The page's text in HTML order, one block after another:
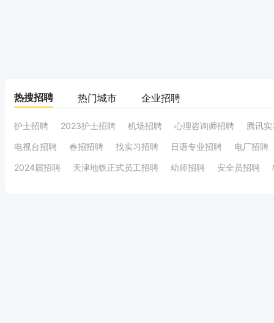
热搜招聘 热门城市 企业招聘
护士招聘 2023护士招聘 机场招聘 心理咨询师招聘
腾讯
电视台招聘
春招招聘 找实习招聘 日语专业招聘
电厂招聘
2024届招聘
天津地铁正式员工招聘 幼师招聘 安全员招聘